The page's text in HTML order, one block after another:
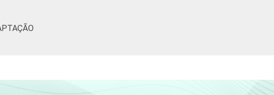
Organizações Sem Fins Lucrativos 2022.